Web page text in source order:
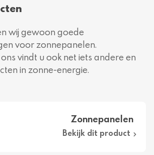
wij gewoon goede
voor zonnepanelen.
vindt u ook net iets andere en
in zonne-energie.
Zonnepanelen
Bekijk dit product